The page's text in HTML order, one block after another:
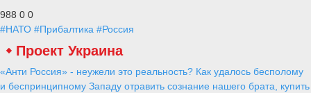
988 0 0
#НАТО #Прибалтика #Россия
Проект Украина
«Анти Россия» - неужели это реальность? Как удалось бесполому
и беспринципному Западу отравить сознание нашего брата, купить